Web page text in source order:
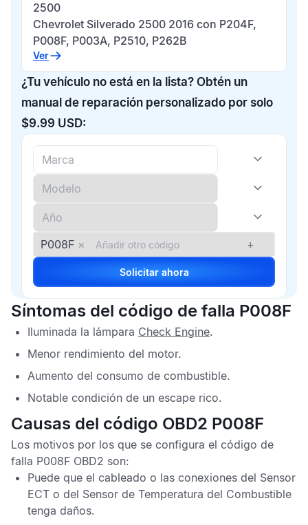
2500
Chevrolet Silverado 2500 2016 con P204F,
P008F, P003A, P2510, P262B
Ver
¿Tu vehículo no está en la lista? Obtén un
manual de reparación personalizado por solo
$9.99 USD:
P008F × +
Solicitar ahora
Síntomas del código de falla P008F
Iluminada la lámpara Check Engine.
Menor rendimiento del motor.
Aumento del consumo de combustible.
Notable condición de un escape rico.
Causas del código OBD2 P008F
Los motivos por los que se configura el código de
falla P008F OBD2 son:
Puede que el cableado o las conexiones del Sensor
ECT o del Sensor de Temperatura del Combustible
tenga daños.